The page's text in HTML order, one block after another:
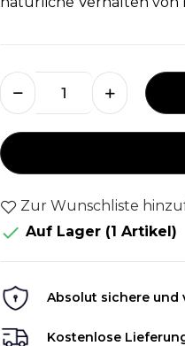
Zur Wunschliste
 Auf Lager (1 Artikel)
Absolut sichere und
Kostenlose